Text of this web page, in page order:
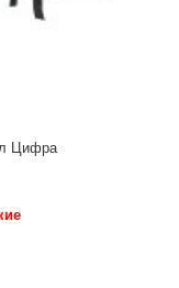
л Цифра